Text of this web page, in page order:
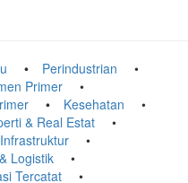
Perindustrian
Primer
Kesehatan
& Real Estat
Infrastruktur
Logistik
Tercatat